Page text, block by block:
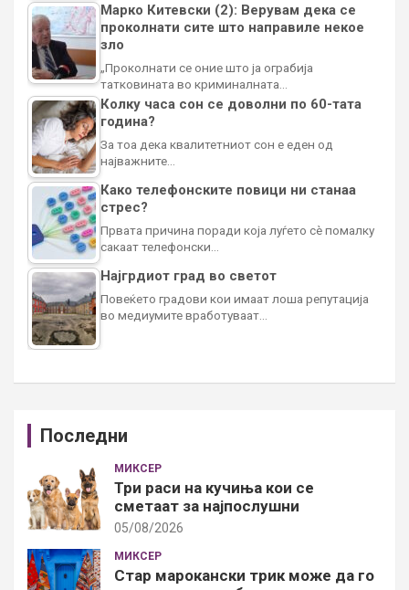
Марко Китевски (2): Верувам дека се
проколнати сите што направиле некое
зло
„Проколнати се оние што ја ограбија
татковината во криминалната…
Колку часа сон се доволни по 60-тата
година?
За тоа дека квалитетниот сон е еден од
најважните…
Како телефонските повици ни станаа
стрес?
Првата причина поради која луѓето сè помалку
сакаат телефонски…
Најгрдиот град во светот
Повеќето градови кои имаат лоша репутација
во медиумите вработуваат…
Последни
МИКСЕР
Три раси на кучиња кои се
сметаат за најпослушни
05/08/2026
МИКСЕР
Стар марокански трик може да го